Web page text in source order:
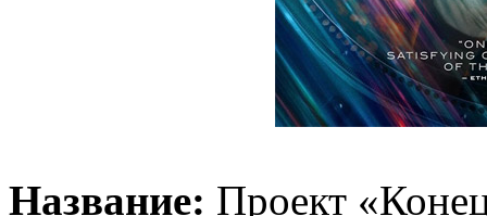
Название: Проект